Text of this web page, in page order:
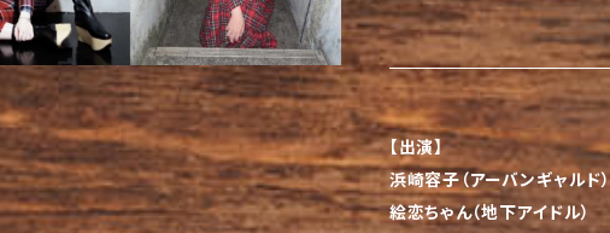
【出演】
浜崎容子（アーバンギャルド）
絵恋ちゃん（地下アイドル）